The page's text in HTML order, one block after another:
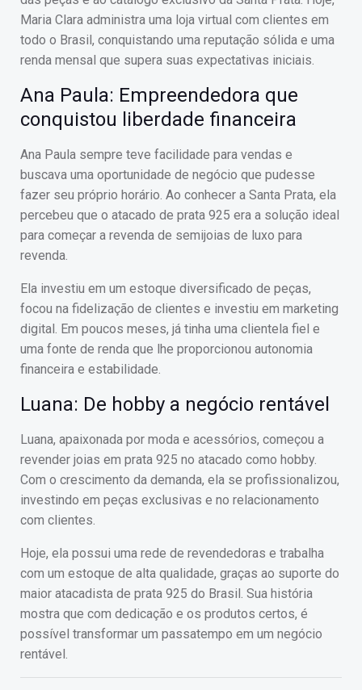
Maria Clara administra uma loja virtual com clientes em
todo o Brasil, conquistando uma reputação sólida e uma
renda mensal que supera suas expectativas iniciais.
Ana Paula: Empreendedora que
conquistou liberdade financeira
Ana Paula sempre teve facilidade para vendas e
buscava uma oportunidade de negócio que pudesse
fazer seu próprio horário. Ao conhecer a Santa Prata, ela
percebeu que o atacado de prata 925 era a solução ideal
para começar a revenda de semijoias de luxo para
revenda.
Ela investiu em um estoque diversificado de peças,
focou na fidelização de clientes e investiu em marketing
digital. Em poucos meses, já tinha uma clientela fiel e
uma fonte de renda que lhe proporcionou autonomia
financeira e estabilidade.
Luana: De hobby a negócio rentável
Luana, apaixonada por moda e acessórios, começou a
revender joias em prata 925 no atacado como hobby.
Com o crescimento da demanda, ela se profissionalizou,
investindo em peças exclusivas e no relacionamento
com clientes.
Hoje, ela possui uma rede de revendedoras e trabalha
com um estoque de alta qualidade, graças ao suporte do
maior atacadista de prata 925 do Brasil. Sua história
mostra que com dedicação e os produtos certos, é
possível transformar um passatempo em um negócio
rentável.